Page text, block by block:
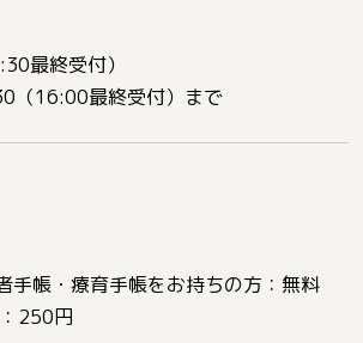
最終受付）
16:00最終受付）まで
手帳・療育手帳をお持ちの方：無料
250円